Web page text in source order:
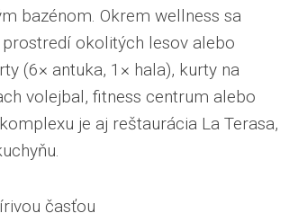
bazénom. Okrem wellness sa
okolitých lesov alebo
(6× antuka, 1× hala), kurty na
volejbal, fitness centrum alebo
je aj reštaurácia La Terasa,
časťou